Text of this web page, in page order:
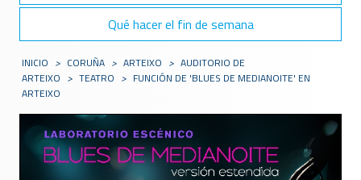
Qué hacer el fin de semana
INICIO > CORUÑA > ARTEIXO > AUDITORIO DE
ARTEIXO > TEATRO > FUNCIÓN DE 'BLUES DE MEDIANOITE' EN
ARTEIXO